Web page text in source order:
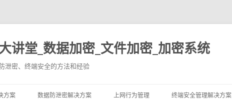
讲堂_数据加密_文件加密_加密系统
泄密、终端安全的方法和经验
方案 数据防泄密解决方案 上网行为管理 终端安全管理解决方案